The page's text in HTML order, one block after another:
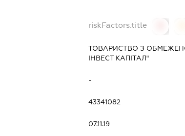
riskFactors.title
ТОВАРИСТВО З
ІНВЕСТ КАПІТАЛ"
-
43341082
07.11.19